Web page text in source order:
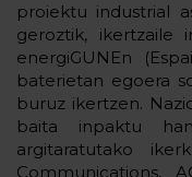
proiektu industrial
geroztik, ikertzaile
energiGUNEn
baterietan egoera
buruz ikertzen.
baita inpaktu
argitaratutako
Communications,